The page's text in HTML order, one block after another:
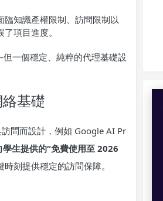
知識產權限制、訪問限制以
項目進度。
一個穩定、純粹的代理基礎設
基礎
問而設計，例如 Google AI Pr
生提供的“免費使用至 2026
刻提供穩定的訪問保障。